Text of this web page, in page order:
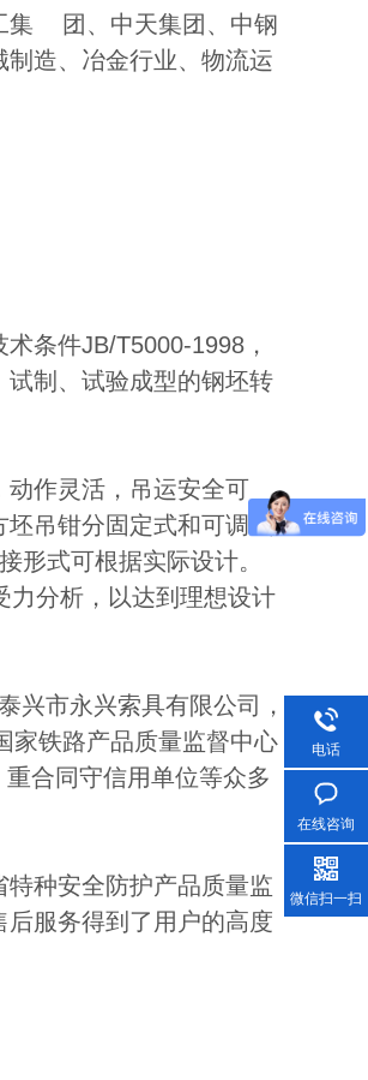
集 团、中天集团、中钢
造、冶金行业、物流运
条件JB/T5000-1998，
制、试验成型的钢坯转
作灵活，吊运安全可
吊钳分固定式和可调式
形式可根据实际设计。
力分析，以达到理想设计
兴市永兴索具有限公司，
家铁路产品质量监督中心
合同守信用单位等众多
种安全防护产品质量监
服务得到了用户的高度
电话
在线咨询
微信扫一扫